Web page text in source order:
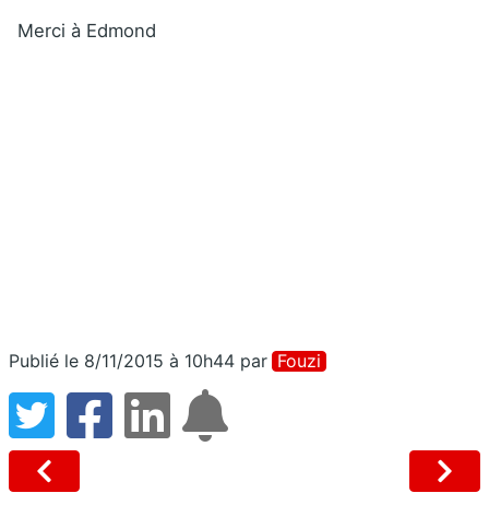
Merci à Edmond
Publié le 8/11/2015 à 10h44 par Fouzi